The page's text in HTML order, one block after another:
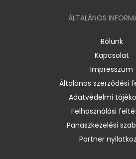
ÁLTALÁNOS
Rólunk
Kapcsolat
Impresszum
Általános szerződési
Adatvédelmi
Felhasználási
Panaszkezelési
Partner